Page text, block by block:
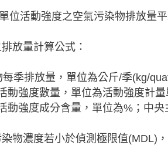
位活動強度之空氣污染物排放量
放量計算公式：
季排放量，單位為公斤/季(kg/
動強度數量，單位為活動強度計量
動強度成分含量，單位為%；中
物濃度若小於偵測極限值(MDL)